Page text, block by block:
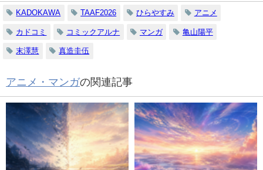
KADOKAWA TAAF2026 ひらやすみ アニメ
カドコミ コミックアルナ マンガ 亀山陽平
末澤慧 真造圭伍
アニメ・マンガの関連記事